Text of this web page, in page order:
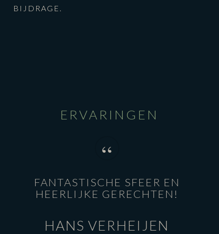
BIJDRAGE.
ERVARINGEN
“
FANTASTISCHE SFEER EN
HEERLIJKE GERECHTEN!
HANS VERHEIJEN